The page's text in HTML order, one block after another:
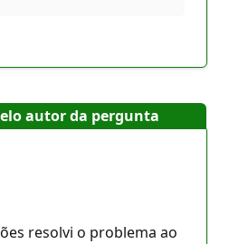
autor da pergunta
resolvi o problema ao